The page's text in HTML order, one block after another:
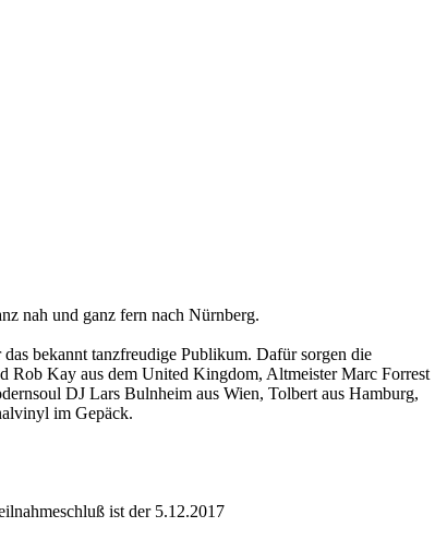
nah und ganz fern nach Nürnberg.
bekannt tanzfreudige Publikum. Dafür sorgen die
Rob Kay aus dem United Kingdom, Altmeister Marc Forrest
DJ Lars Bulnheim aus Wien, Tolbert aus Hamburg,
im Gepäck.
ist der 5.12.2017